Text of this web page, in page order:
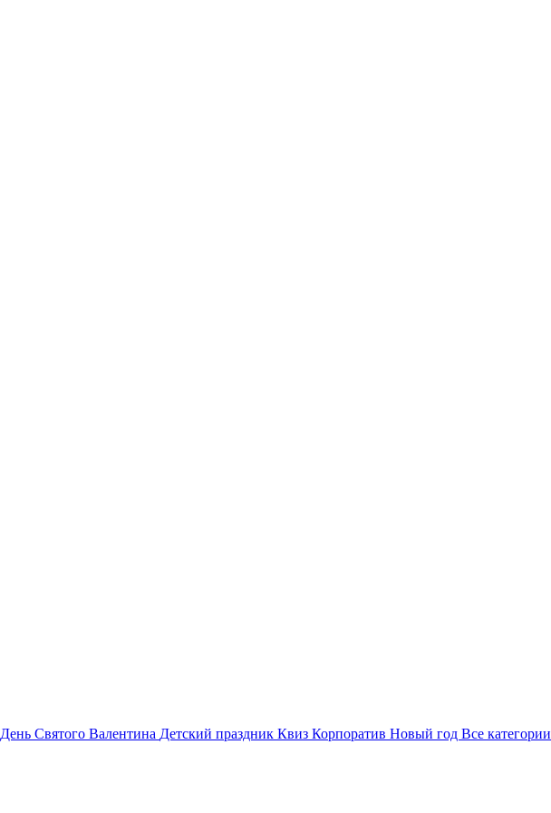
День Святого Валентина Детский праздник Квиз Корпоратив Новый год Все категории